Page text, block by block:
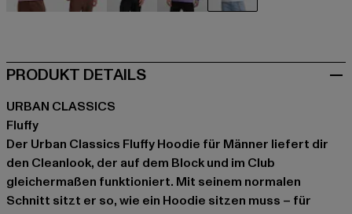
PRODUKT DETAILS
URBAN CLASSICS
Fluffy
Der Urban Classics Fluffy Hoodie für Männer liefert dir
den Cleanlook, der auf dem Block und im Club
gleichermaßen funktioniert. Mit seinem normalen
Schnitt sitzt er so, wie ein Hoodie sitzen muss – für